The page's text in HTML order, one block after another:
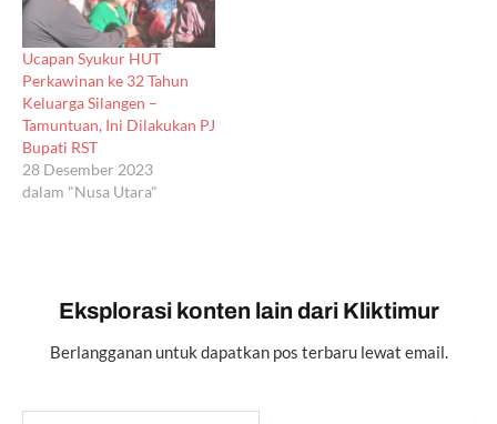
Ucapan Syukur HUT
Perkawinan ke 32 Tahun
Keluarga Silangen –
Tamuntuan, Ini Dilakukan PJ
Bupati RST
28 Desember 2023
dalam "Nusa Utara"
Eksplorasi konten lain dari Kliktimur
Berlangganan untuk dapatkan pos terbaru lewat email.
Ketikkan email Anda...